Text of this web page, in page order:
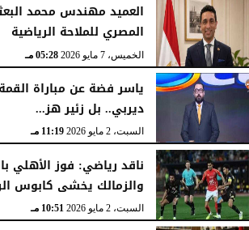
العميد مهندس محمد
المصري للملاحة الرياضية
الخميس، 7 مايو 2026 05:28 مـ
ياسر فضة عن مباراة
ديربي.. بل زئير هز...
السبت، 2 مايو 2026 11:19 مـ
ناقد رياضي: فوز الأهلي
والزمالك يخشى كابوس
السبت، 2 مايو 2026 10:51 مـ